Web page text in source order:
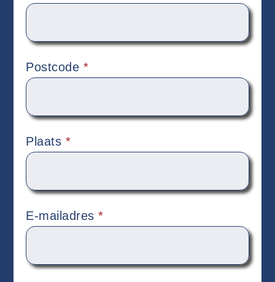
Postcode *
Plaats *
E-mailadres*